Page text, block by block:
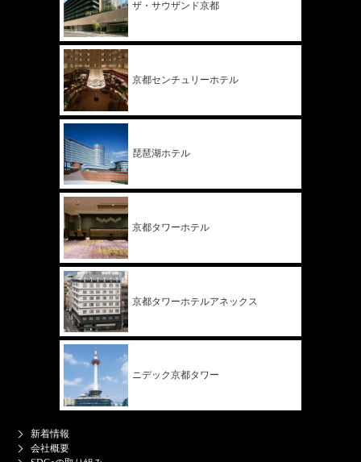
ザ・サウザンド京都
京都センチュリーホテル
琵琶湖ホテル
京都タワーホテル
京都タワーホテルアネックス
ニデック京都タワー
新着情報
会社概要